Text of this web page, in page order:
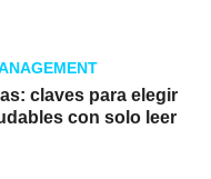
claves para elegir
con solo leer